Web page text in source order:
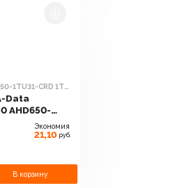
1TU31-CRD 1TB
Data
AHD650-
Экономия
21,10 руб.
В корзину